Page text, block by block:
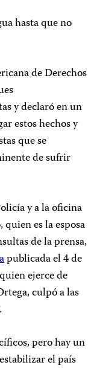
hasta que no
de Derechos
y declaró en un
estos hechos y
que se
de sufrir
y a la oficina
es la esposa
de la prensa,
publicada el 4 de
ejerce de
culpó a las
pero hay un
el país